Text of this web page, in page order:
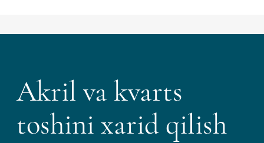
Akril va kvarts
toshini xarid qilish